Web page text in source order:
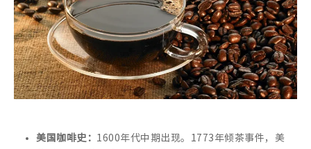
美国咖啡史： 1600年代中期出现。1773年倾茶事件，美